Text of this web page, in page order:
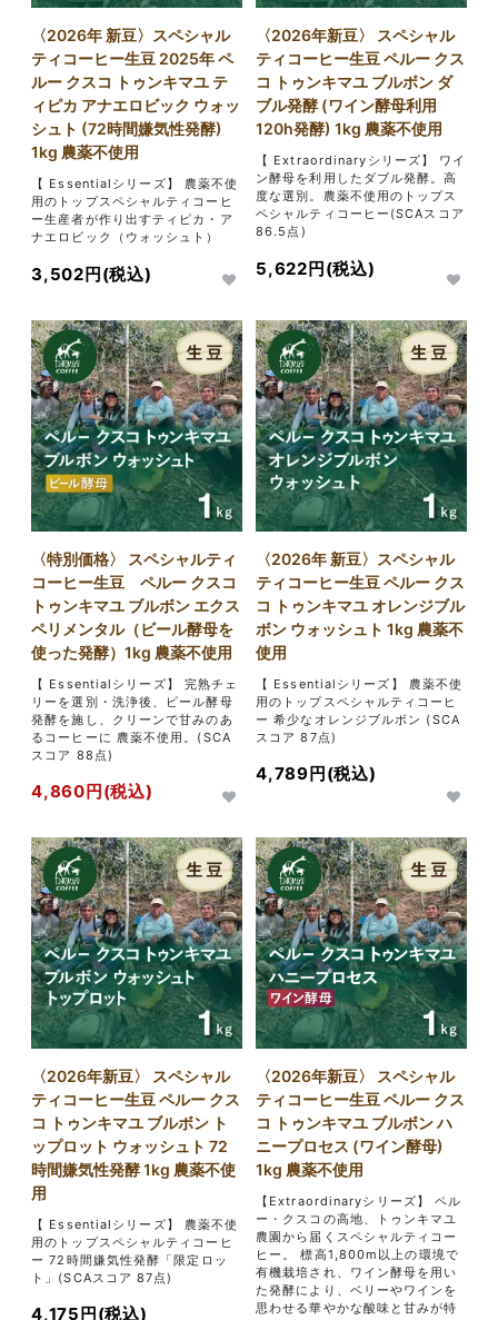
〈2026年 新豆〉スペシャル
ティコーヒー生豆 2025年 ペ
ルー クスコ トゥンキマユ テ
ィピカ アナエロビック ウォッ
シュト (72時間嫌気性発酵)
1kg 農薬不使用
【 Essentialシリーズ】 農薬不使
用のトップスペシャルティコーヒ
ー生産者が作り出すティピカ・ア
ナエロビック（ウォッシュト）
3,502円(税込)
〈2026年新豆〉 スペシャル
ティコーヒー生豆 ペルー クス
コ トゥンキマユ ブルボン ダ
ブル発酵 (ワイン酵母利用
120h発酵) 1kg 農薬不使用
【 Extraordinaryシリーズ】 ワイ
ン酵母を利用したダブル発酵。高
度な選別。農薬不使用のトップス
ペシャルティコーヒー(SCAスコア
86.5点)
5,622円(税込)
〈特別価格〉 スペシャルティ
コーヒー生豆 ペルー クスコ
トゥンキマユ ブルボン エクス
ペリメンタル（ビール酵母を
使った発酵）1kg 農薬不使用
【 Essentialシリーズ】 完熟チェ
リーを選別・洗浄後、ビール酵母
発酵を施し、クリーンで甘みのあ
るコーヒーに 農薬不使用。(SCA
スコア 88点)
4,860円(税込)
〈2026年 新豆〉スペシャル
ティコーヒー生豆 ペルー クス
コ トゥンキマユ オレンジブル
ボン ウォッシュト 1kg 農薬不
使用
【 Essentialシリーズ】 農薬不使
用のトップスペシャルティコーヒ
ー 希少なオレンジブルボン (SCA
スコア 87点)
4,789円(税込)
〈2026年新豆〉 スペシャル
ティコーヒー生豆 ペルー クス
コ トゥンキマユ ブルボン ト
ップロット ウォッシュト 72
時間嫌気性発酵 1kg 農薬不使
用
【 Essentialシリーズ】 農薬不使
用のトップスペシャルティコーヒ
ー 72時間嫌気性発酵「限定ロッ
ト」(SCAスコア 87点)
4,175円(税込)
〈2026年新豆〉 スペシャル
ティコーヒー生豆 ペルー クス
コ トゥンキマユ ブルボン ハ
ニープロセス (ワイン酵母)
1kg 農薬不使用
【Extraordinaryシリーズ】 ペル
ー・クスコの高地、トゥンキマユ
農園から届くスペシャルティコー
ヒー。 標高1,800m以上の環境で
有機栽培され、ワイン酵母を用い
た発酵により、ベリーやワインを
思わせる華やかな酸味と甘みが特